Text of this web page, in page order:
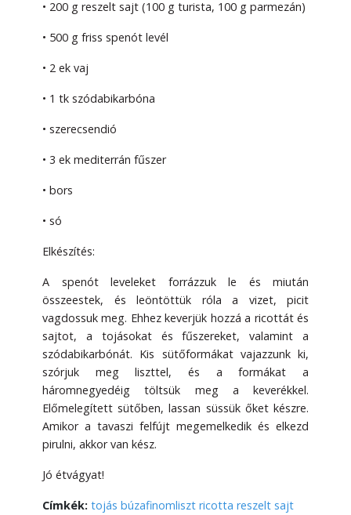
• 200 g reszelt sajt (100 g turista, 100 g parmezán)
• 500 g friss spenót levél
• 2 ek vaj
• 1 tk szódabikarbóna
• szerecsendió
• 3 ek mediterrán fűszer
• bors
• só
Elkészítés:
A spenót leveleket forrázzuk le és miután
összeestek, és leöntöttük róla a vizet, picit
vagdossuk meg. Ehhez keverjük hozzá a ricottát és
sajtot, a tojásokat és fűszereket, valamint a
szódabikarbónát. Kis sütőformákat vajazzunk ki,
szórjuk meg liszttel, és a formákat a
háromnegyedéig töltsük meg a keverékkel.
Előmelegített sütőben, lassan süssük őket készre.
Amikor a tavaszi felfújt megemelkedik és elkezd
pirulni, akkor van kész.
Jó étvágyat!
Címkék: tojás búzafinomliszt ricotta reszelt sajt